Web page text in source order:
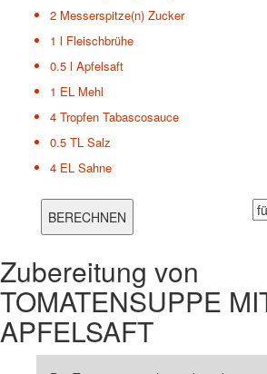
2 Messerspitze(n) Zucker
1 l Fleischbrühe
0.5 l Apfelsaft
1 EL Mehl
4 Tropfen Tabascosauce
0.5 TL Salz
4 EL Sahne
Zubereitung von
TOMATENSUPPE
APFELSAFT